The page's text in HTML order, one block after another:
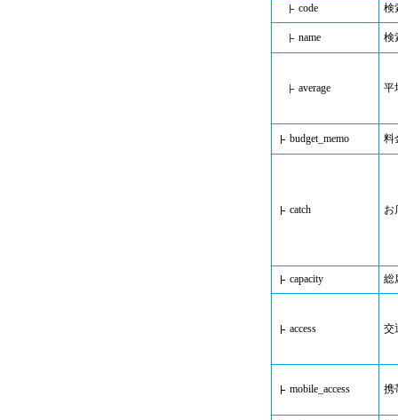
code 検
name 検
average 平
budget_memo 料
catch お
capacity 総
access 交
mobile_access 携